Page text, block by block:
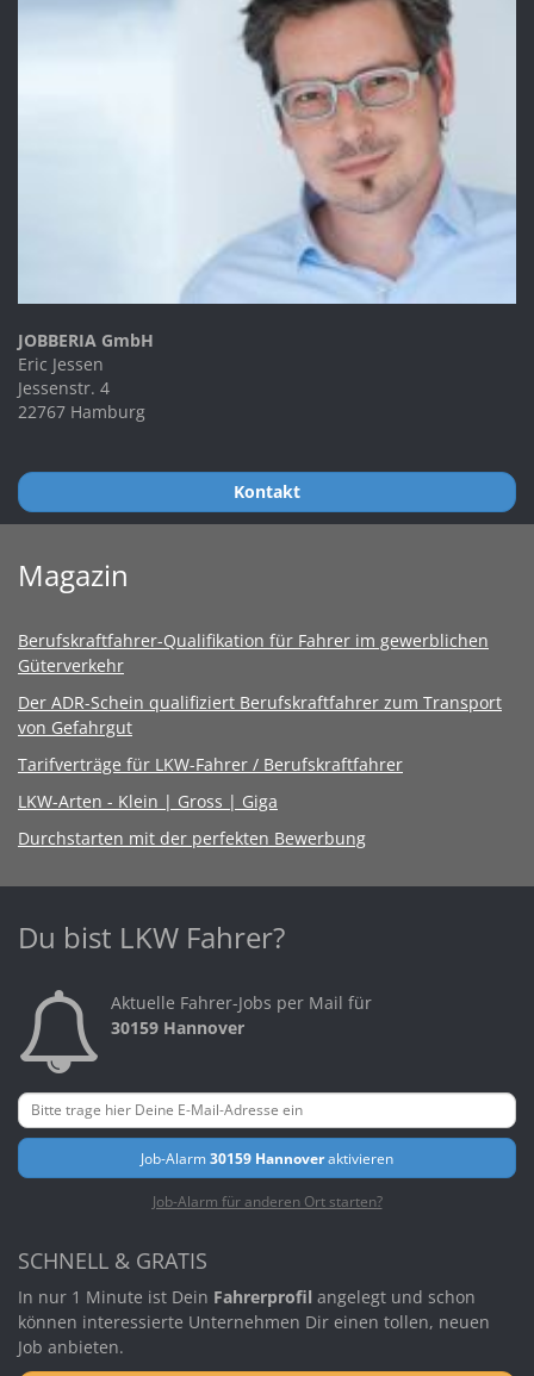
JOBBERIA GmbH
Eric Jessen
Jessenstr. 4
22767 Hamburg
Kontakt
Magazin
Berufskraftfahrer-Qualifikation für Fahrer im gewerblichen
Güterverkehr
Der ADR-Schein qualifiziert Berufskraftfahrer zum Transport
von Gefahrgut
Tarifverträge für LKW-Fahrer / Berufskraftfahrer
LKW-Arten - Klein | Gross | Giga
Durchstarten mit der perfekten Bewerbung
Du bist LKW Fahrer?
Aktuelle Fahrer-Jobs per Mail für
30159 Hannover
Job-Alarm30159 Hannoveraktivieren
Job-Alarm für anderen Ort starten?
SCHNELL & GRATIS
In nur 1 Minute ist Dein Fahrerprofil angelegt und schon
können interessierte Unternehmen Dir einen tollen, neuen
Job anbieten.